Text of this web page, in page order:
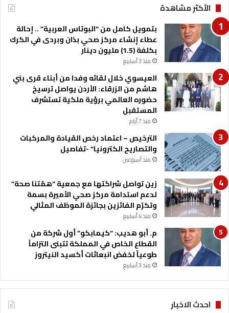
و
م
ل
ج
ي
ش
الأكثر مشاهدة
بتمويل كامل من “البوتاس العربية” .. إحالة
عطاء إنشاء مركز صحي بذان وبردى في الكرك
بكلفة (1.5) مليون دينار
منذ 3 أسابيع
العيسوي خلال لقائه وفدا من أبناء قرى بني
هاشم من الزرقاء: الأردن يواصل ترسيخ
حضوره العالمي برؤية ملكية تستشرف
المستقبل
منذ 7 أيام
الترخيص – اعتماد رخص القيادة والمركبات
والتصاريح الكترونيا” -تفاصيل
منذ أسبوعين
زين تواصل شراكتها مع جمعية “همّتنا صحة”
لدعم استدامة مركز صحي الأميرة بسمة
وتكرّم الفائزين بجائزة الموظف المثالي
منذ 4 أسابيع
م. أبو هديب: “كيمابكو” أول شركة من
القطاع الخاص في المملكة تتبنى التزاماً
طوعياً لخفض انبعاثات أكسيد النيتروز
منذ 3 أسابيع
احدث الاخبار